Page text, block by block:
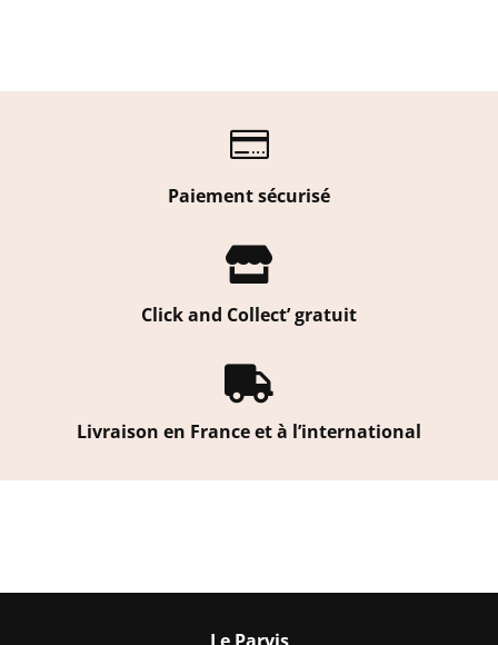

Paiement sécurisé

Click and Collect’ gratuit

Livraison en France et à l’international
Le Parvis